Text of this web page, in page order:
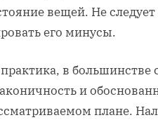
вещей. Не
его минусы.
в большинстве
и
плане.